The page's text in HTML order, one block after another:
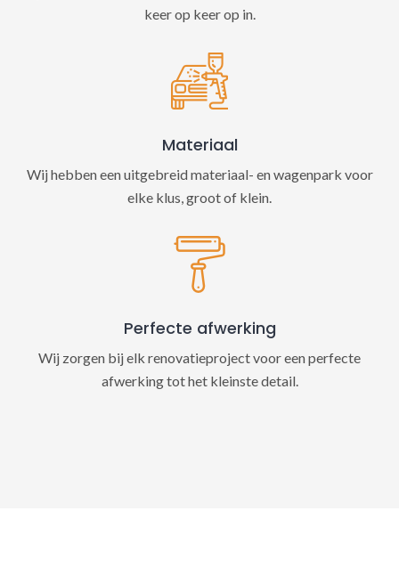
keer op keer op in.
Materiaal
Wij hebben een uitgebreid materiaal- en wagenpark voor
elke klus, groot of klein.
Perfecte afwerking
Wij zorgen bij elk renovatieproject voor een perfecte
afwerking tot het kleinste detail.